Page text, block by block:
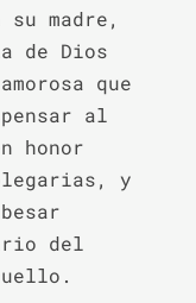
madre,
de Dios
que
al
honor
y
del